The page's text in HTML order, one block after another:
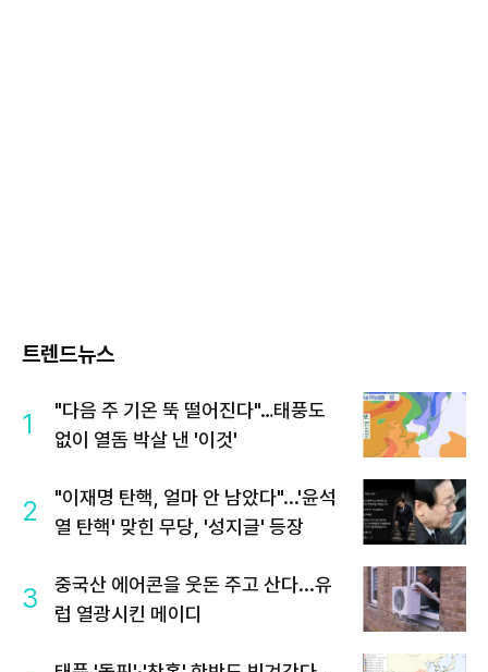
트렌드뉴스
1
"다음 주 기온 뚝 떨어진다"…태풍도
없이 열돔 박살 낸 '이것'
2
"이재명 탄핵, 얼마 안 남았다"...'윤석
열 탄핵' 맞힌 무당, '성지글' 등장
3
중국산 에어콘을 웃돈 주고 산다...유
럽 열광시킨 메이디